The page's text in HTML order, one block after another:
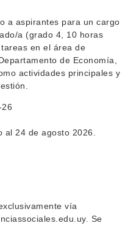
a aspirantes para un cargo
a (grado 4, 10 horas
en el área de
de Economía,
actividades principales y
24 de agosto 2026.
vía
Se